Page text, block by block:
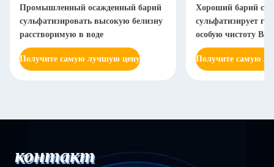
Промышленный осажденный барий
сульфатизировать высокую белизну
расстворимую в воде
Получите самую лучшую цену
Хороший барий
сульфатизирует
особую чистоту
Получите самую
контакт